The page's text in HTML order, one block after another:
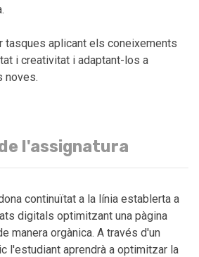
tasques aplicant els coneixements
i creativitat i adaptant-los a
noves.
l'assignatura
continuïtat a la línia establerta a
digitals optimitzant una pàgina
manera orgànica. A través d'un
l'estudiant aprendrà a optimitzar la